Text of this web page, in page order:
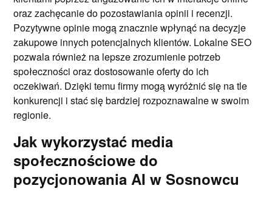
oraz zachęcanie do pozostawiania opinii i recenzji.
Pozytywne opinie mogą znacznie wpłynąć na decyzje
zakupowe innych potencjalnych klientów. Lokalne SEO
pozwala również na lepsze zrozumienie potrzeb
społeczności oraz dostosowanie oferty do ich
oczekiwań. Dzięki temu firmy mogą wyróżnić się na tle
konkurencji i stać się bardziej rozpoznawalne w swoim
regionie.
Jak wykorzystać media
społecznościowe do
pozycjonowania AI w Sosnowcu